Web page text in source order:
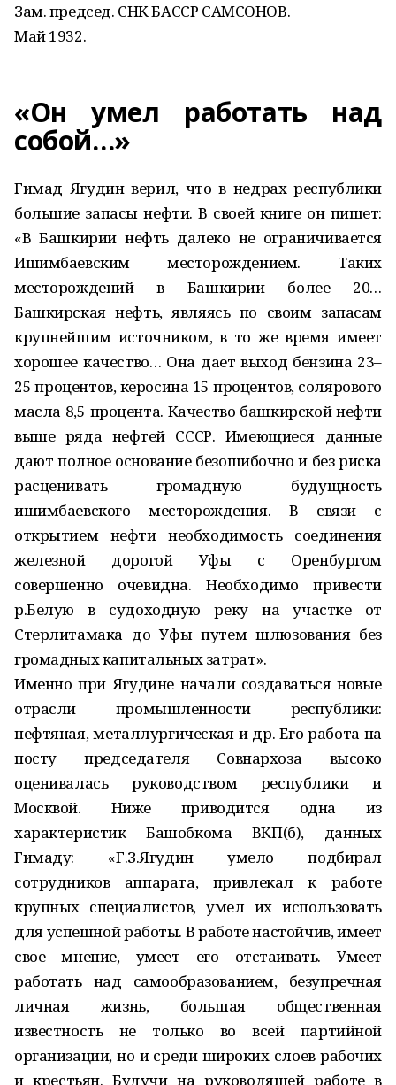
Зам. председ. СНК БАССР САМСОНОВ.
Май 1932.
«Он умел работать над
собой…»
Гимад Ягудин верил, что в недрах республики
большие запасы нефти. В своей книге он пишет:
«В Башкирии нефть далеко не ограничивается
Ишимбаевским месторождением. Таких
месторождений в Башкирии более 20…
Башкирская нефть, являясь по своим запасам
крупнейшим источником, в то же время имеет
хорошее качество… Она дает выход бензина 23–
25 процентов, керосина 15 процентов, солярового
масла 8,5 процента. Качество башкирской нефти
выше ряда нефтей СССР. Имеющиеся данные
дают полное основание безошибочно и без риска
расценивать громадную будущность
ишимбаевского месторождения. В связи с
открытием нефти необходимость соединения
железной дорогой Уфы с Оренбургом
совершенно очевидна. Необходимо привести
р.Белую в судоходную реку на участке от
Стерлитамака до Уфы путем шлюзования без
громадных капитальных затрат».
Именно при Ягудине начали создаваться новые
отрасли промышленности республики:
нефтяная, металлургическая и др. Его работа на
посту председателя Совнархоза высоко
оценивалась руководством республики и
Москвой. Ниже приводится одна из
характеристик Башобкома ВКП(б), данных
Гимаду: «Г.З.Ягудин умело подбирал
сотрудников аппарата, привлекал к работе
крупных специалистов, умел их использовать
для успешной работы. В работе настойчив, имеет
свое мнение, умеет его отстаивать. Умеет
работать над самообразованием, безупречная
личная жизнь, большая общественная
известность не только во всей партийной
организации, но и среди широких слоев рабочих
и крестьян. Будучи на руководящей работе в